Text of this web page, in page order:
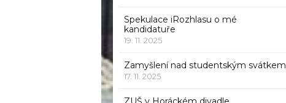
Spekulace iRozhlasu o mé
kandidatuře
19. 11. 2025
Zamyšlení nad studentským svátkem
17. 11. 2025